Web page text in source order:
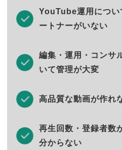
YouTube運用につい
ートナーがいない
編集・運用・コンサ
いて管理が大変
高品質な動画が作れ
再生回数・登録者数
分からない